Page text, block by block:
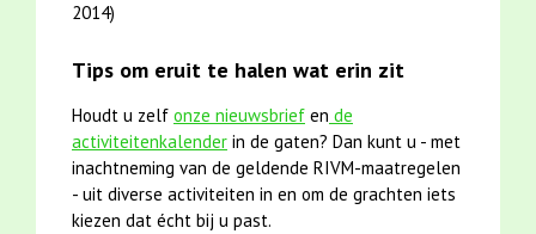
2014)
Tips om eruit te halen wat erin zit
Houdt u zelf onze nieuwsbrief en de
activiteitenkalender in de gaten? Dan kunt u - met
inachtneming van de geldende RIVM-maatregelen
- uit diverse activiteiten in en om de grachten iets
kiezen dat écht bij u past.